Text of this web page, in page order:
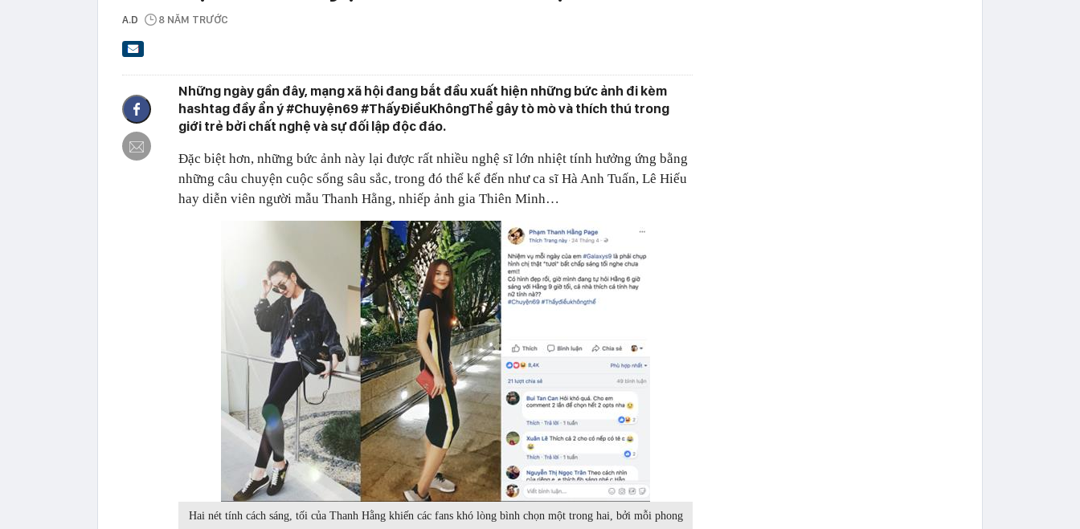
A.D 8 NĂM TRƯỚC
Những ngày gần đây, mạng xã hội đang bắt đầu xuất hiện những bức ảnh đi kèm
hashtag đầy ẩn ý #Chuyện69 #ThấyĐiềuKhôngThể gây tò mò và thích thú trong
giới trẻ bởi chất nghệ và sự đối lập độc đáo.
Đặc biệt hơn, những bức ảnh này lại được rất nhiều nghệ sĩ lớn nhiệt tính hưởng ứng bằng
những câu chuyện cuộc sống sâu sắc, trong đó thể kể đến như ca sĩ Hà Anh Tuấn, Lê Hiếu
hay diễn viên người mẫu Thanh Hằng, nhiếp ảnh gia Thiên Minh…
Hai nét tính cách sáng, tối của Thanh Hằng khiến các fans khó lòng bình chọn một trong hai, bởi mỗi phong